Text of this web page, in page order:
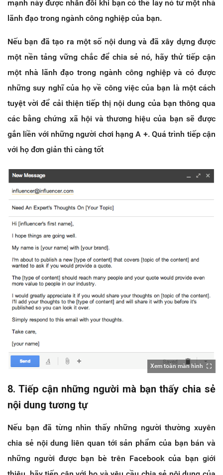
mạnh này được nhân đôi khi bạn có thể lấy nó từ một nhà
lãnh đạo trong ngành công nghiệp của bạn.
Nếu bạn đã tạo ra một số nội dung và đã xây dựng được
một nền tảng vững chắc để chia sẻ nó, hãy thử tiếp cận
một nhà lãnh đạo trong ngành công nghiệp và có được
những suy nghĩ của họ về công việc của bạn là một cách
tuyệt vời để cải thiện tiếp thị nội dung của bạn thông qua
các bằng chứng xã hội và thương hiệu của bạn sẽ được
gắn liền với những người chơi hạng A +. Quá trình tiếp cận
với họ đơn giản thì càng tốt
Xem toàn màn hình
8. Tiếp cận những người mà bạn thấy chia sẻ
nội dung tương tự
Nếu bạn đã từng nhìn thấy những người thường xuyên
chia sẻ nội dung liên quan tới sản phẩm của bạn bán và
những người được bạn bè trên Facebook của bạn giới